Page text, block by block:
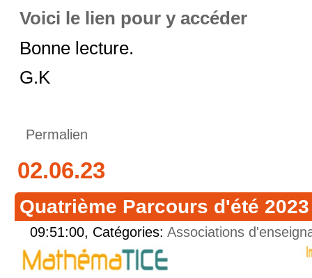
Voici le lien pour y accéder
Bonne lecture.
G.K
Permalien
02.06.23
Quatrième Parcours d'été 2023
09:51:00, Catégories:Associations